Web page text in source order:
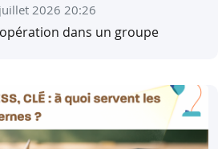
2026 20:26
dans un groupe